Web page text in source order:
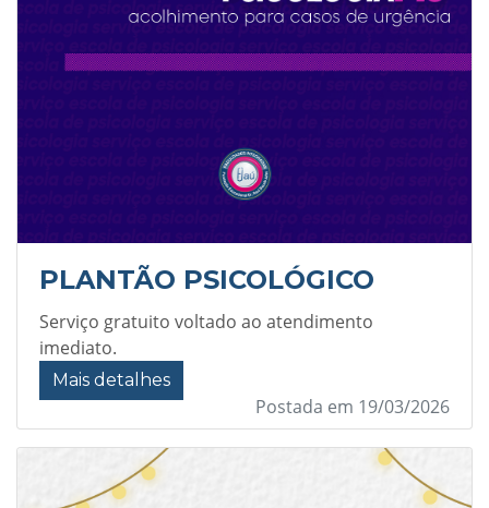
PLANTÃO PSICOLÓGICO
Serviço gratuito voltado ao atendimento
imediato.
Mais detalhes
Postada em 19/03/2026